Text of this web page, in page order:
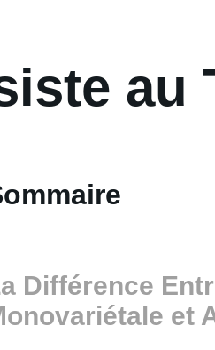
au
Différence
et